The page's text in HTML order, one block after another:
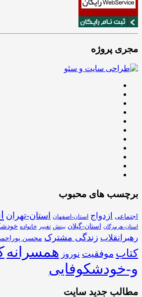
مجری پروژه
برچسب های محبوب
اجتماعی ازدواج استان-اصفهان استان-تهران
استان-هرمزگان استان-گیلان بینش تغییر خانواده
رهبرانقلاب زندگی مشترک محسن
کتاب موفقیت نوروز همسرانه
و-خودشکوفایی
مطالب جدید سایت